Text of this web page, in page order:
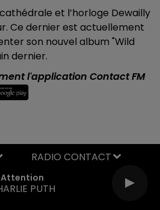
et l’horloge Dewailly
Ce dernier est actuellement
son nouvel album "Wild
dernier.
l'application Contact FM
Attention
PUTH
RADIO CONTACT